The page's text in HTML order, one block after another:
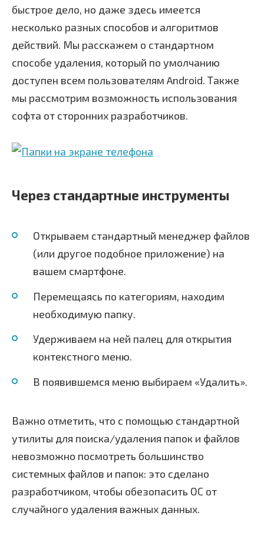
быстрое дело, но даже здесь имеется
несколько разных способов и алгоритмов
действий. Мы расскажем о стандартном
способе удаления, который по умолчанию
доступен всем пользователям Android. Также
мы рассмотрим возможность использования
софта от сторонних разработчиков.
Через стандартные инструменты
Открываем стандартный менеджер файлов
(или другое подобное приложение) на
вашем смартфоне.
Перемещаясь по категориям, находим
необходимую папку.
Удерживаем на ней палец для открытия
контекстного меню.
В появившемся меню выбираем «Удалить».
Важно отметить, что с помощью стандартной
утилиты для поиска/удаления папок и файлов
невозможно посмотреть большинство
системных файлов и папок: это сделано
разработчиком, чтобы обезопасить ОС от
случайного удаления важных данных.